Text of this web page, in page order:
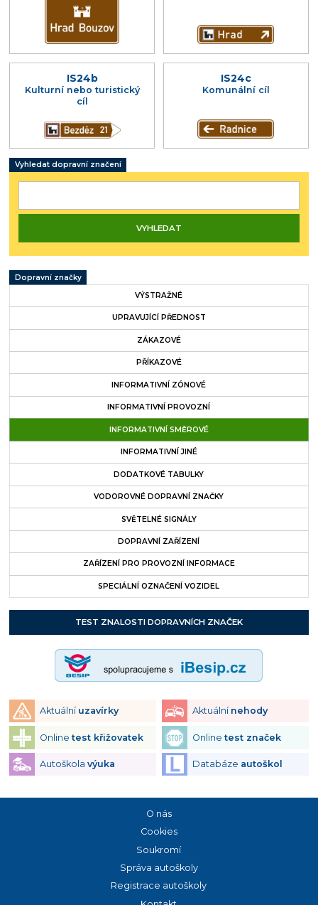
IS24b
Kulturní nebo turistický
cíl
IS24c
Komunální cíl
Vyhledat dopravní značení
Dopravní značky
VÝSTRAŽNÉ
UPRAVUJÍCÍ PŘEDNOST
ZÁKAZOVÉ
PŘÍKAZOVÉ
INFORMATIVNÍ ZÓNOVÉ
INFORMATIVNÍ PROVOZNÍ
INFORMATIVNÍ SMĚROVÉ
INFORMATIVNÍ JINÉ
DODATKOVÉ TABULKY
VODOROVNÉ DOPRAVNÍ ZNAČKY
SVĚTELNÉ SIGNÁLY
DOPRAVNÍ ZAŘÍZENÍ
ZAŘÍZENÍ PRO PROVOZNÍ INFORMACE
SPECIÁLNÍ OZNAČENÍ VOZIDEL
TEST ZNALOSTI DOPRAVNÍCH ZNAČEK
Aktuální uzavírky Aktuální nehody
Onlinetest křižovatek Onlinetest značek
Autoškola výuka Databáze autoškol
O nás
Cookies
Soukromí
Správa autoškoly
Registrace autoškoly